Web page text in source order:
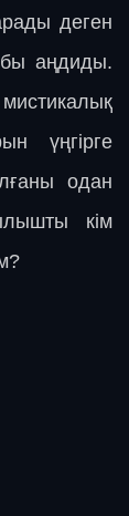
деген
аңдиды.
үңгірге
одан
кім